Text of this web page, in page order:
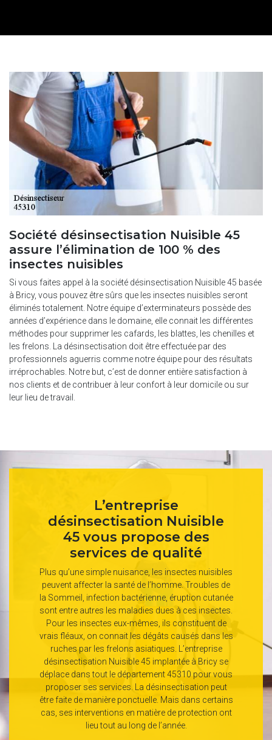
Société désinsectisation Nuisible 45
assure l’élimination de 100 % des
insectes nuisibles
Si vous faites appel à la société désinsectisation Nuisible 45 basée
à Bricy, vous pouvez être sûrs que les insectes nuisibles seront
éliminés totalement. Notre équipe d’exterminateurs possède des
années d’expérience dans le domaine, elle connait les différentes
méthodes pour supprimer les cafards, les blattes, les chenilles et
les frelons. La désinsectisation doit être effectuée par des
professionnels aguerris comme notre équipe pour des résultats
irréprochables. Notre but, c’est de donner entière satisfaction à
nos clients et de contribuer à leur confort à leur domicile ou sur
leur lieu de travail.
L’entreprise
désinsectisation Nuisible
45 vous propose des
services de qualité
Plus qu’une simple nuisance, les insectes nuisibles
peuvent affecter la santé de l’homme. Troubles de
la Sommeil, infection bactérienne, éruption cutanée
sont entre autres les maladies dues à ces insectes.
Pour les insectes eux-mêmes, ils constituent de
vrais fléaux, on connait les dégâts causés dans les
ruches par les frelons asiatiques. L’entreprise
désinsectisation Nuisible 45 implantée à Bricy se
déplace dans tout le département 45310 pour vous
proposer ses services. La désinsectisation peut
être faite de manière ponctuelle. Mais dans certains
cas, ses interventions en matière de protection ont
lieu tout au long de l’année.